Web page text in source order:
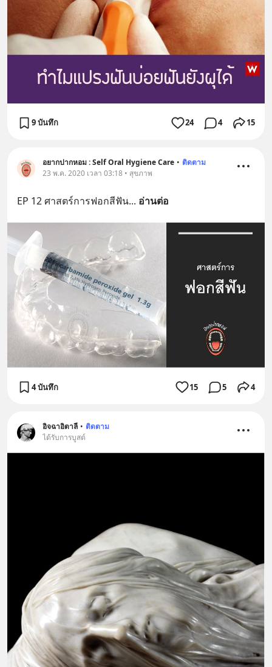
9 บันทึก 24 4 15
อยากปากหอม : Self Oral Hygiene Care • ติดตาม
23 พ.ค. 2020 เวลา 03:18 • สุขภาพ
EP 12 ศาสตร์การฟอกสีฟัน... อ่านต่อ
4 บันทึก 15 5 4
อิจฉาอิตาลี • ติดตาม
ได้รับการบูสต์